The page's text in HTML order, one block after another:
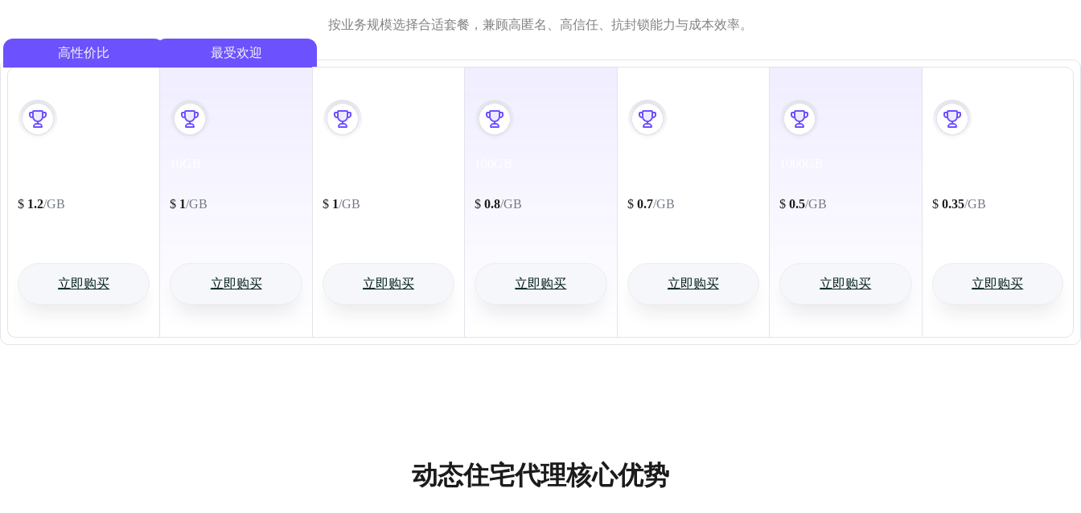
按业务规模选择合适套餐，兼顾高匿名、高信任、抗封锁能力与成本效率。
高性价比
$ 1.2/GB
立即购买
最受欢迎
$ 1/GB
立即购买
$ 1/GB
立即购买
$0.8/GB
立即购买
$ 0.7/GB
立即购买
$0.5/GB
立即购买
$ 0.35/GB
立即购买
动态住宅代理核心优势